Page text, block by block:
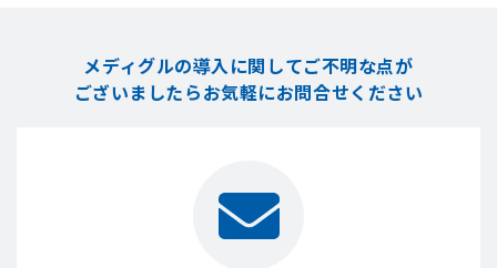
メディグルの導入に関してご不明な点が
ございましたらお気軽にお問合せください